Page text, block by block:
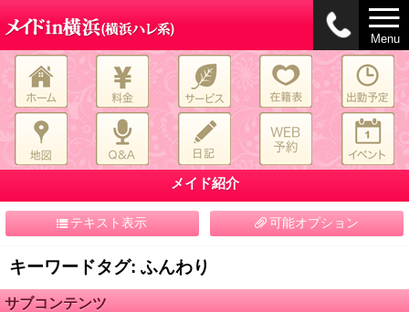
Menu
メイド紹介
テキスト表示 可能オプション
キーワードタグ: ふんわり
サブコンテンツ